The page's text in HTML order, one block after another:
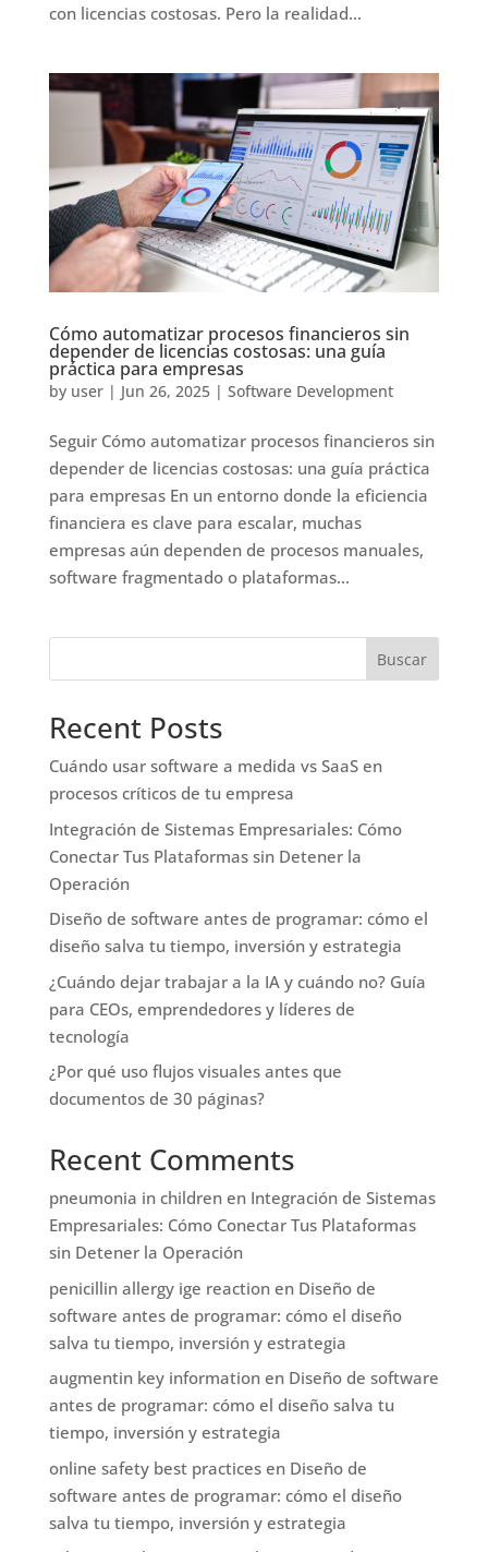
con licencias costosas. Pero la realidad...
Cómo automatizar procesos financieros sin
depender de licencias costosas: una guía
práctica para empresas
by user| Jun 26, 2025| Software Development
Seguir Cómo automatizar procesos financieros sin
depender de licencias costosas: una guía práctica
para empresas En un entorno donde la eficiencia
financiera es clave para escalar, muchas
empresas aún dependen de procesos manuales,
software fragmentado o plataformas...
Buscar
Recent Posts
Cuándo usar software a medida vs SaaS en
procesos críticos de tu empresa
Integración de Sistemas Empresariales: Cómo
Conectar Tus Plataformas sin Detener la
Operación
Diseño de software antes de programar: cómo el
diseño salva tu tiempo, inversión y estrategia
¿Cuándo dejar trabajar a la IA y cuándo no? Guía
para CEOs, emprendedores y líderes de
tecnología
¿Por qué uso flujos visuales antes que
documentos de 30 páginas?
Recent Comments
pneumonia in childrenen Integración de Sistemas
Empresariales: Cómo Conectar Tus Plataformas
sin Detener la Operación
penicillin allergy ige reactionen Diseño de
software antes de programar: cómo el diseño
salva tu tiempo, inversión y estrategia
augmentin key informationen Diseño de software
antes de programar: cómo el diseño salva tu
tiempo, inversión y estrategia
online safety best practicesen Diseño de
software antes de programar: cómo el diseño
salva tu tiempo, inversión y estrategia